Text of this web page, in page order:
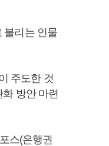
불리는 인물
주도한 것
방안 마련
스(은행권